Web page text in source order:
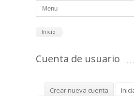
Inicio
Cuenta de usuario
Solapas principales
Crear nueva cuenta